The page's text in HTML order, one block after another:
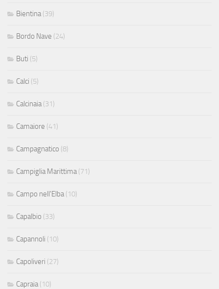
Bientina (39)
Bordo Nave (24)
Buti (5)
Calci (5)
Calcinaia (31)
Camaiore (41)
Campagnatico (8)
Campiglia Marittima (71)
Campo nell'Elba (10)
Capalbio (33)
Capannoli (10)
Capoliveri (27)
Capraia (10)